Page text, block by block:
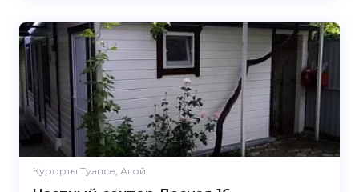
Курорты Туапсе, Агой